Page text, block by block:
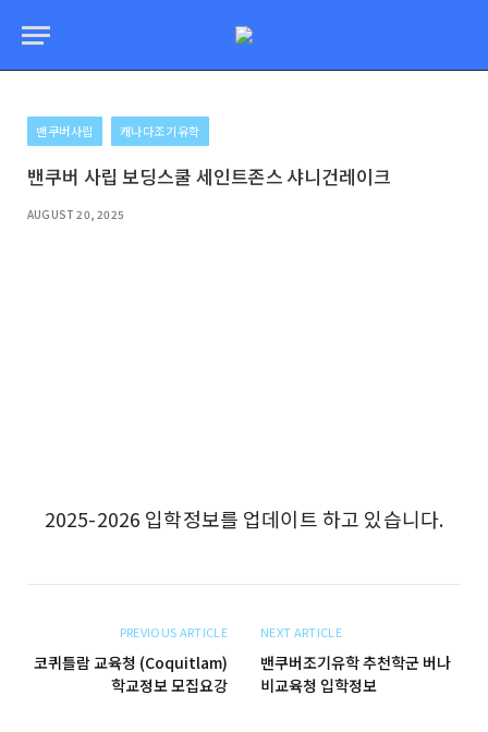
밴쿠버사립 캐나다조기유학
밴쿠버 사립 보딩스쿨 세인트존스 샤니건레이크
AUGUST 20, 2025
2025-2026 입학정보를 업데이트 하고 있습니다.
PREVIOUS ARTICLE
코퀴틀람 교육청 (Coquitlam)
학교정보 모집요강
NEXT ARTICLE
밴쿠버조기유학 추천학군 버나
비교육청 입학정보